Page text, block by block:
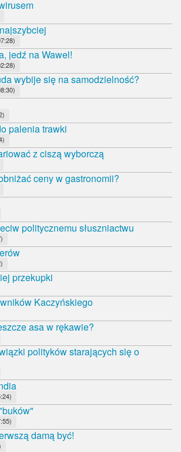
jedź na Wawel!
wybije się na samodzielność?
palenia trawki
z ciszą wyborczą
ceny w gastronomii?
politycznemu słuszniactwu
przekupki
Kaczyńskiego
asa w rękawie?
polityków starających się o
damą być!